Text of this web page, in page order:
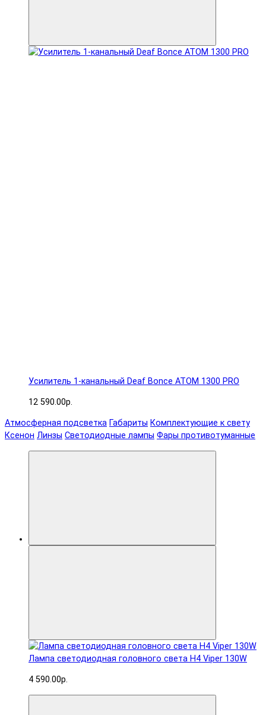
Усилитель 1-канальный Deaf Bonce ATOM 1300 PRO
12 590.00р.
Атмосферная подсветка Габариты Комплектующие к свету
Ксенон Линзы Светодиодные лампы Фары противотуманные
Лампа светодиодная головного света H4 Viper 130W
4 590.00р.